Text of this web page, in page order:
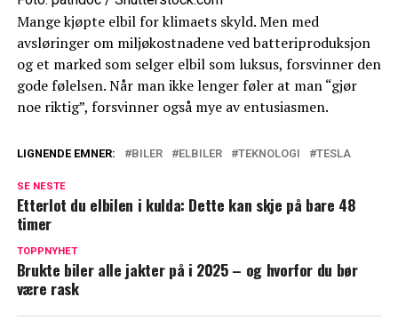
Mange kjøpte elbil for klimaets skyld. Men med
avsløringer om miljøkostnadene ved batteriproduksjon
og et marked som selger elbil som luksus, forsvinner den
gode følelsen. Når man ikke lenger føler at man “gjør
noe riktig”, forsvinner også mye av entusiasmen.
LIGNENDE EMNER: BILER ELBILER TEKNOLOGI TESLA
SE NESTE
Etterlot du elbilen i kulda: Dette kan skje på bare 48
timer
TOPPNYHET
Brukte biler alle jakter på i 2025 – og hvorfor du bør
være rask